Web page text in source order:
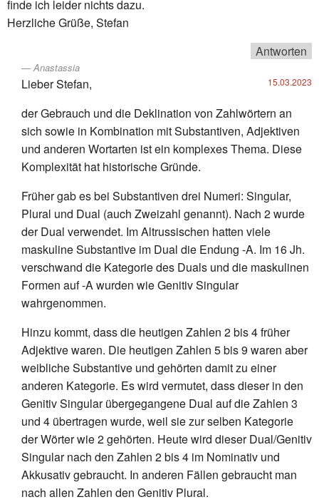
finde ich leider nichts dazu.
Herzliche Grüße, Stefan
Antworten
Anastassia
15.03.2023
Lieber Stefan,
der Gebrauch und die Deklination von Zahlwörtern an
sich sowie in Kombination mit Substantiven, Adjektiven
und anderen Wortarten ist ein komplexes Thema. Diese
Komplexität hat historische Gründe.
Früher gab es bei Substantiven drei Numeri: Singular,
Plural und Dual (auch Zweizahl genannt). Nach 2 wurde
der Dual verwendet. Im Altrussischen hatten viele
maskuline Substantive im Dual die Endung -A. Im 16 Jh.
verschwand die Kategorie des Duals und die maskulinen
Formen auf -A wurden wie Genitiv Singular
wahrgenommen.
Hinzu kommt, dass die heutigen Zahlen 2 bis 4 früher
Adjektive waren. Die heutigen Zahlen 5 bis 9 waren aber
weibliche Substantive und gehörten damit zu einer
anderen Kategorie. Es wird vermutet, dass dieser in den
Genitiv Singular übergegangene Dual auf die Zahlen 3
und 4 übertragen wurde, weil sie zur selben Kategorie
der Wörter wie 2 gehörten. Heute wird dieser Dual/Genitiv
Singular nach den Zahlen 2 bis 4 im Nominativ und
Akkusativ gebraucht. In anderen Fällen gebraucht man
nach allen Zahlen den Genitiv Plural.